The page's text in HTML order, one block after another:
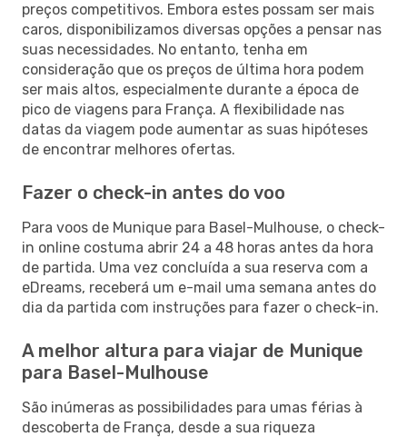
preços competitivos. Embora estes possam ser mais
caros, disponibilizamos diversas opções a pensar nas
suas necessidades. No entanto, tenha em
consideração que os preços de última hora podem
ser mais altos, especialmente durante a época de
pico de viagens para França. A flexibilidade nas
datas da viagem pode aumentar as suas hipóteses
de encontrar melhores ofertas.
Fazer o check-in antes do voo
Para voos de Munique para Basel-Mulhouse, o check-
in online costuma abrir 24 a 48 horas antes da hora
de partida. Uma vez concluída a sua reserva com a
eDreams, receberá um e-mail uma semana antes do
dia da partida com instruções para fazer o check-in.
A melhor altura para viajar de Munique
para Basel-Mulhouse
São inúmeras as possibilidades para umas férias à
descoberta de França, desde a sua riqueza